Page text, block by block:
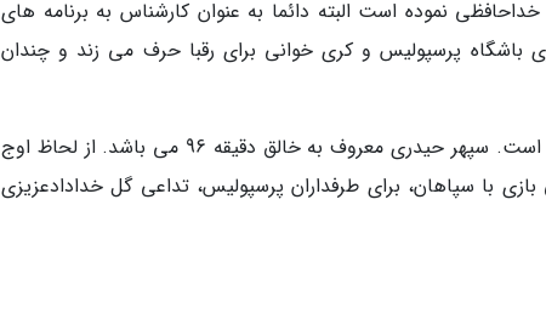
رسماً از فوتبال خداحافظی نموده است البته دائما به عنوان کارشناس به برنامه های
باشگاه پرسپولیس و کری خوانی برای رقبا حرف می زند و چندان
سپهر حیدری یکی از محبوب ترین بازیکنان پرسپولیس است. سپهر حیدری معروف به خالق دقیقه 96 می باشد. از لحاظ اوج
با سپاهان، برای طرفداران پرسپولیس، تداعی گل خدادادعزیزی